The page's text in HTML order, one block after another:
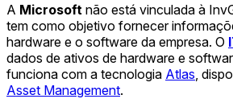
A Microsoft não está vinculada à
tem como objetivo fornecer
hardware e o software da empresa. O
dados de ativos de hardware e
funciona com a tecnologia Atlas ,
Asset Management.